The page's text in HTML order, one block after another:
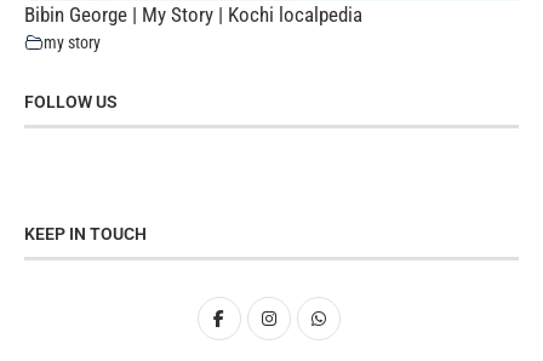
Bibin George | My Story | Kochi localpedia
my story
FOLLOW US
KEEP IN TOUCH